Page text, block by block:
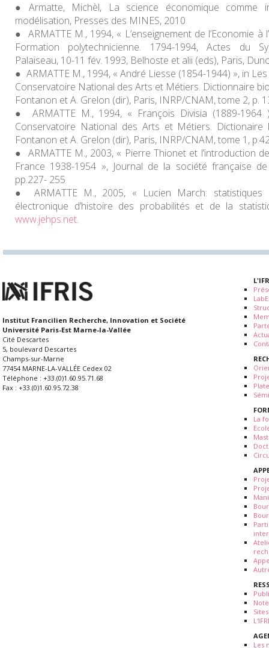
Armatte, Michèl, La science économique comme
modélisation, Presses des MINES, 2010
ARMATTE M., 1994, « L’enseignement de l’Economie à
Formation polytechnicienne. 1794-1994, Actes du
Palaiseau, 10-11 fév. 1993, Belhoste et alii (eds), Paris,
ARMATTE M., 1994, « André Liesse (1854-1944) », in
Conservatoire National des Arts et Métiers. Dictionnaire
Fontanon et A. Grelon (dir), Paris, INRP/CNAM, tome 2, p.
ARMATTE M., 1994, « François Divisia (1889-
Conservatoire National des Arts et Métiers. Dictionaire
Fontanon et A. Grelon (dir), Paris, INRP/CNAM, tome 1,
ARMATTE M., 2003, « Pierre Thionet et l’introduction
France 1938-1954 », Journal de la société française de
pp.227- 255
ARMATTE M., 2005, « Lucien March: statistiques
électronique d’histoire des probabilités et de la
www.jehps.net.
Institut Francilien Recherche, Innovation et Société
Université Paris-Est Marne-la-Vallée
Cité Descartes
5, boulevard Descartes
Champs-sur-Marne
77454 MARNE-LA-VALLÉE Cedex 02
Téléphone : +33.(0)1.60.95.71.68
Fax : +33.(0)1.60.95.72.38
La
Les